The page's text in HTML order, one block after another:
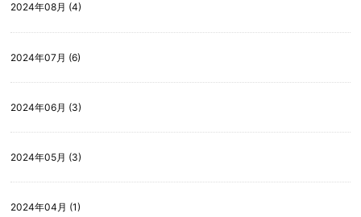
2024年08月 (4)
2024年07月 (6)
2024年06月 (3)
2024年05月 (3)
2024年04月 (1)